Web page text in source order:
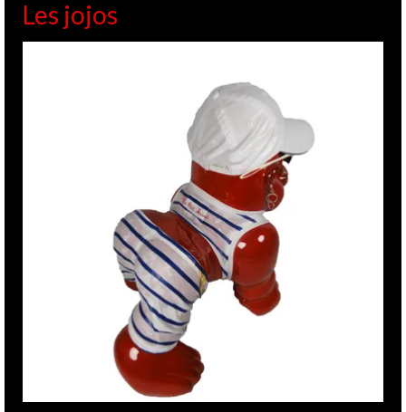
Les jojos